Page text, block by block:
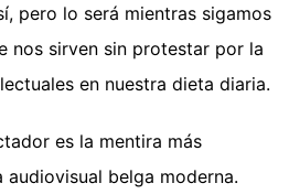
pero lo será mientras sigamos
nos sirven sin protestar por la
en nuestra dieta diaria.
es la mentira más
belga moderna.